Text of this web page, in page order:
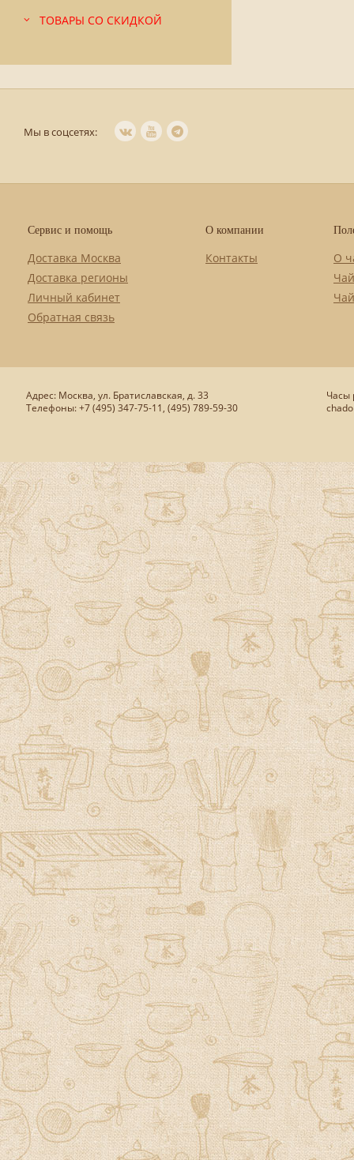
ТОВАРЫ СО СКИДКОЙ
Мы в соцсетях:
Сервис и помощь
Доставка Москва
Доставка регионы
Личный кабинет
Обратная связь
О компании
Контакты
О
Адрес: Москва, ул. Братиславская, д. 33
Телефоны: +7 (495) 347-75-11, (495) 789-59-30
Часы